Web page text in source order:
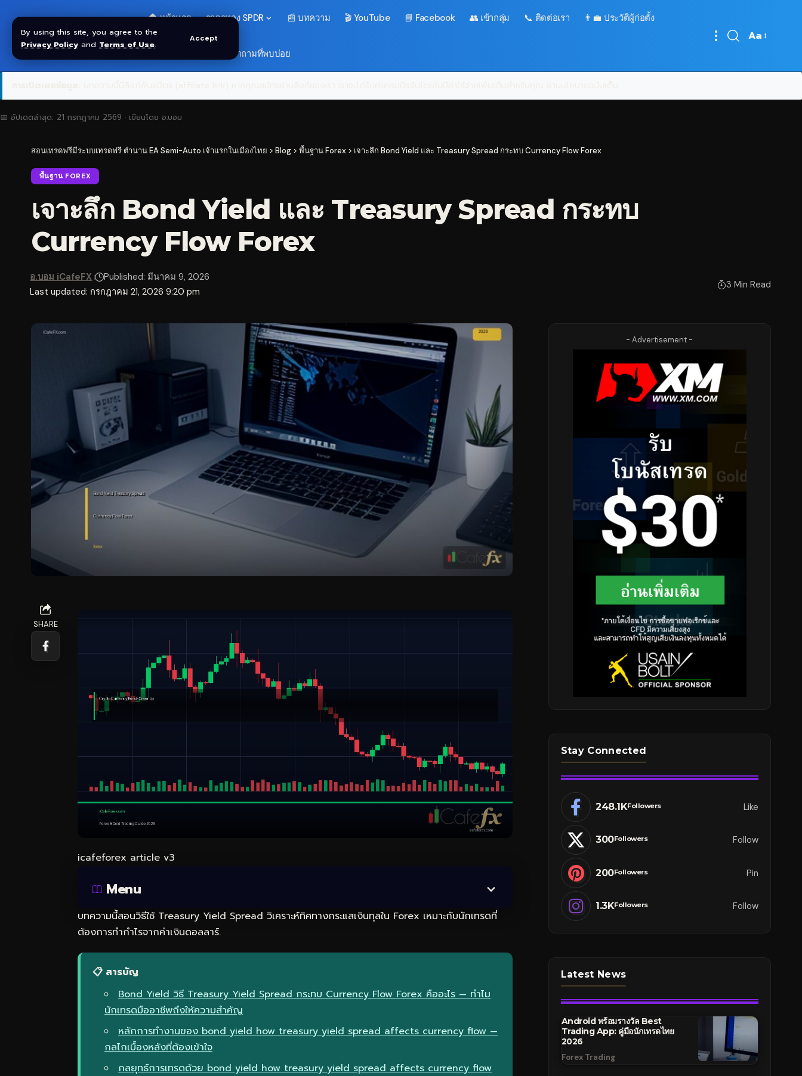
By using this site, you agree to the
Privacy Policy and Terms of Use.
Accept
🏠 หน้าแรก ราคาทอง SPDR 📰 บทความ 🎬 YouTube 📘 Facebook 👥 เข้ากลุ่ม 📞 ติดต่อเรา 👨‍💼 ประวัติผู้ก่อตั้ง
❓ คำถามที่พบบ่อย
Font
Aa
📅 อัปเดตล่าสุด: 21 กรกฎาคม 2569 · เขียนโดย อ.บอม
สอนเทรดฟรีมีระบบเทรดฟรี ตำนาน EA Semi-Auto เจ้าแรกในเมืองไทย > Blog > พื้นฐาน Forex > เจาะลึก Bond Yield และ Treasury Spread กระทบ Currency Flow Forex
พื้นฐาน FOREX
เจาะลึก Bond Yield และ Treasury Spread กระทบ
Currency Flow Forex
Last updated: กรกฎาคม 21, 2026 9:20 pm
อ.บอม iCafeFX Published: มีนาคม 9, 2026
3 Min Read
SHARE
icafeforex article v3
Menu
บทความนี้สอนวิธีใช้ Treasury Yield Spread วิเคราะห์ทิศทางกระแสเงินทุลใน Forex เหมาะกับนักเทรดที่
ต้องการทำกำไรจากค่าเงินดอลลาร์.
📋 สารบัญ
Bond Yield วิธี Treasury Yield Spread กระทบ Currency Flow Forex คืออะไร — ทำไม
นักเทรดมืออาชีพถึงให้ความสำคัญ
หลักการทำงานของ bond yield how treasury yield spread affects currency flow —
กลไกเบื้องหลังที่ต้องเข้าใจ
กลยุทธ์การเทรดด้วย bond yield how treasury yield spread affects currency flow
- Advertisement -
Stay Connected
248.1KFollowers Like
300Followers Follow
200Followers Pin
1.3KFollowers Follow
Latest News
Android พร้อมรางวัล Best
Trading App: คู่มือนักเทรดไทย
2026
Forex Trading